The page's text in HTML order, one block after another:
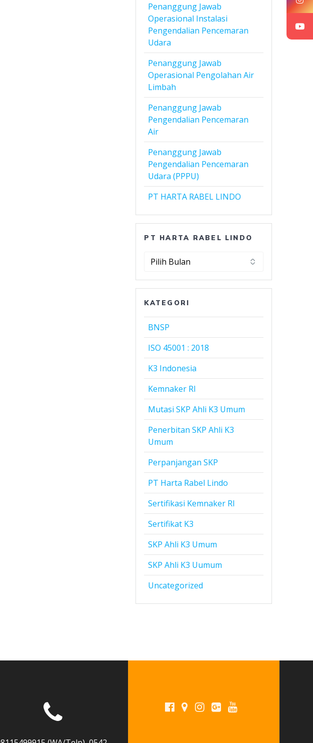
Penanggung Jawab
Operasional Instalasi
Pengendalian Pencemaran
Udara
Penanggung Jawab
Operasional Pengolahan Air
Limbah
Penanggung Jawab
Pengendalian Pencemaran
Air
Penanggung Jawab
Pengendalian Pencemaran
Udara (PPPU)
PT HARTA RABEL LINDO
PT HARTA RABEL LINDO
PT
Rabel
KATEGORI
BNSP
ISO 45001 : 2018
K3 Indonesia
Kemnaker RI
Mutasi SKP Ahli K3 Umum
Penerbitan SKP Ahli K3
Umum
Perpanjangan SKP
PT Harta Rabel Lindo
Sertifikasi Kemnaker RI
Sertifikat K3
SKP Ahli K3 Umum
SKP Ahli K3 Uumum
Uncategorized